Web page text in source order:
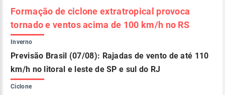
Formação de ciclone extratropical provoca
tornado e ventos acima de 100 km/h no RS
Inverno
Previsão Brasil (07/08): Rajadas de vento de até 110
km/h no litoral e leste de SP e sul do RJ
Ciclone